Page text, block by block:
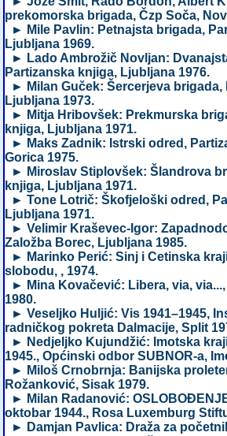
prekomorska brigada, Čzp Soča,
► Mile Pavlin: Petnajsta brigada,
Ljubljana 1969.
► Lado Ambrožič Novljan:
Partizanska knjiga, Ljubljana 1976.
► Milan Guček: Šercerjeva brigada,
Ljubljana 1973.
► Mitja Hribovšek: Prekmurska
knjiga, Ljubljana 1971.
► Maks Zadnik: Istrski odred,
Gorica 1975.
► Miroslav Stiplovšek: Šlandrova
knjiga, Ljubljana 1971.
► Tone Lotrič: Škofjeloški odred,
Ljubljana 1971.
► Velimir Kraševec-Igor:
Založba Borec, Ljubljana 1985.
► Marinko Perić: Sinj i Cetinska
slobodu, , 1974.
► Mina Kovačević: Libera, via,
1980.
► Veseljko Huljić: Vis 1941–1945,
radničkog pokreta Dalmacije, Split
► Nedjeljko Kujundžić: Imotska
1945., Općinski odbor SUBNOR-a,
► Miloš Crnobrnja: Banijska
Rožanković, Sisak 1979.
► Milan Radanović:
oktobar 1944., Rosa Luxemburg
► Damjan Pavlica: Draža za